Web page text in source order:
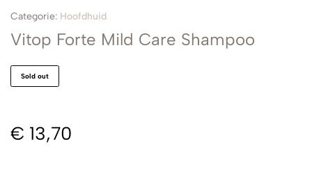
Categorie: Hoofdhuid
Vitop Forte Mild Care Shampoo
Sold out
€ 13,70